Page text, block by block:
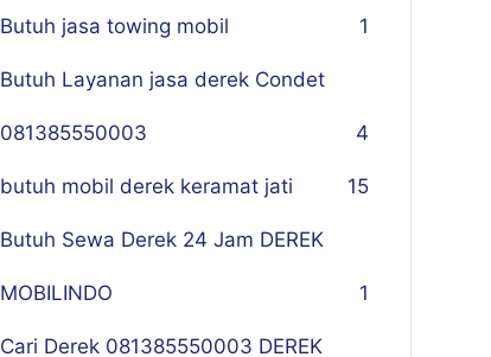
Butuh jasa towing mobil 1
Butuh Layanan jasa derek Condet
081385550003 4
butuh mobil derek keramat jati 15
Butuh Sewa Derek 24 Jam DEREK
MOBILINDO 1
Cari Derek 081385550003 DEREK